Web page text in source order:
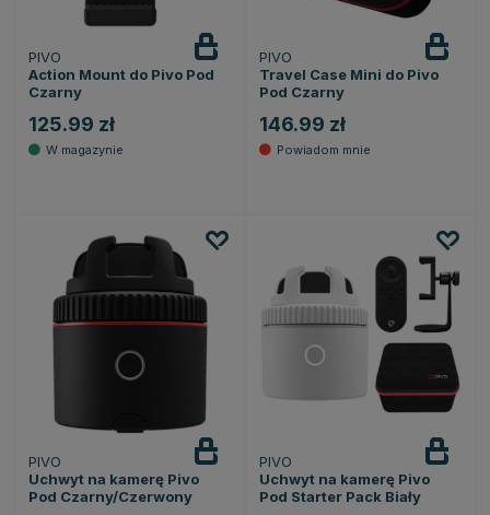
PIVO
Action Mount do Pivo Pod
Czarny
125.99 zł
PIVO
Travel Case Mini do Pivo
Pod Czarny
146.99 zł
PIVO
Uchwyt na kamerę Pivo
Pod Czarny/Czerwony
PIVO
Uchwyt na kamerę Pivo
Pod Starter Pack Biały